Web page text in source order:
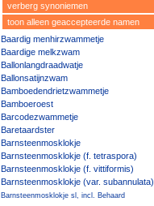
verberg synoniemen
toon alleen geaccepteerde namen
Baardig menhirzwammetje
Baardige melkzwam
Ballonlangdraadwatje
Ballonsatijnzwam
Bamboedendrietzwammetje
Bamboeroest
Barcodezwammetje
Baretaardster
Barnsteenmosklokje
Barnsteenmosklokje (f. tetraspora)
Barnsteenmosklokje (f. vittiformis)
Barnsteenmosklokje (var. subannulata)
Barnsteenmosklokje sl, incl. Behaard